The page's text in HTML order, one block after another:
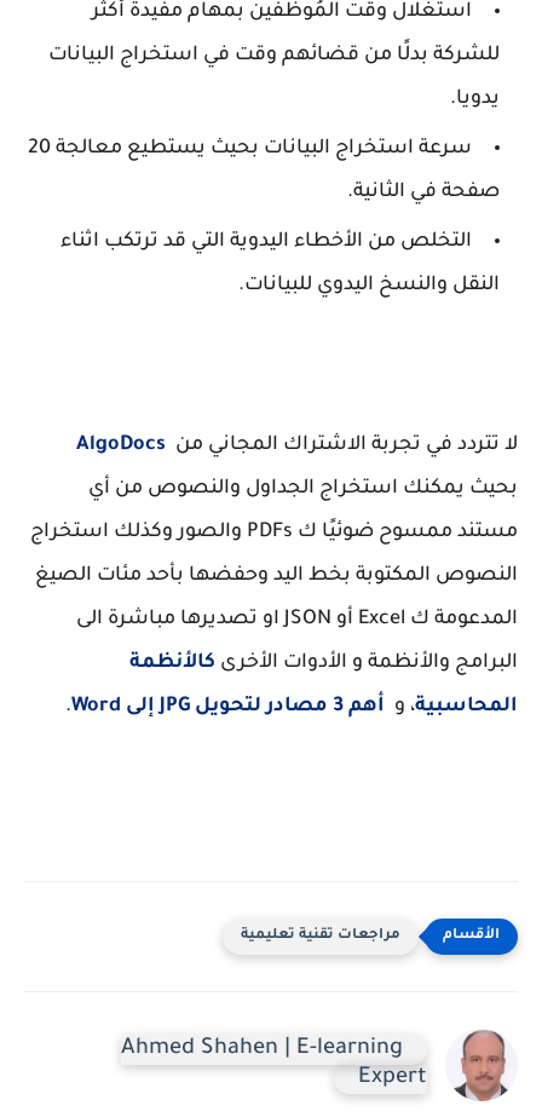
استغلال وقت المُوظفين بمهام مفيدة أكثر
للشركة بدلًا من قضائهم وقت في استخراج البيانات
يدويا.
سرعة استخراج البيانات بحيث يستطيع معالجة 20
صفحة في الثانية.
التخلص من الأخطاء اليدوية التي قد ترتكب اثناء
النقل والنسخ اليدوي للبيانات.
لا تتردد في تجربة الاشتراك المجاني من AlgoDocs
بحيث يمكنك استخراج الجداول والنصوص من أي
مستند ممسوح ضوئيًا ك PDFs والصور وكذلك استخراج
النصوص المكتوبة بخط اليد وحفضها بأحد مئات الصيغ
المدعومة ك Excel أو JSON او تصديرها مباشرة الى
البرامج والأنظمة و الأدوات الأخرى كالأنظمة
المحاسبية، و أهم 3 مصادر لتحويل JPG إلى Word .
مراجعات تقنية تعليمية
Ahmed Shahen | E-learning
Expert